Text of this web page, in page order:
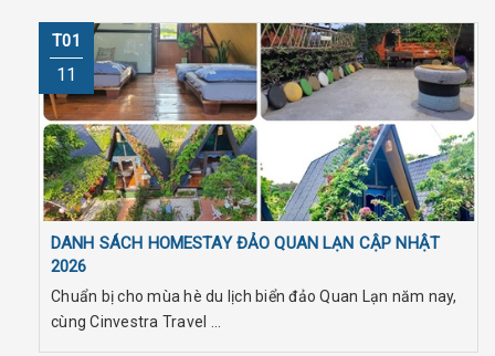
T01
11
DANH SÁCH HOMESTAY ĐẢO QUAN LẠN CẬP NHẬT
2026
Chuẩn bị cho mùa hè du lịch biển đảo Quan Lạn năm nay,
cùng Cinvestra Travel ...